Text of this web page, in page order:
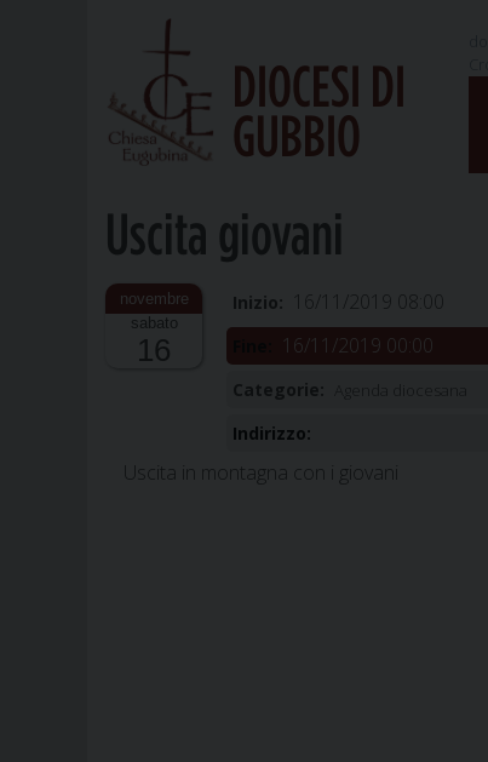
DIOCESI DI
GUBBIO
Uscita giovani
sabato
16
Inizio: 16/11/2019 08:00
16/11/2019 00:00
Categorie:
Indirizzo:
Uscita in montagna con i giovani